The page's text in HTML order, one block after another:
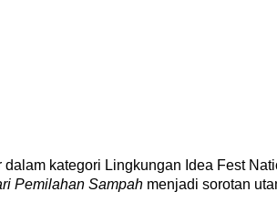
kategori Lingkungan Idea Fest
Pemilahan Sampah menjadi sorotan